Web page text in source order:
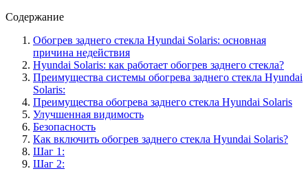
Содержание
Обогрев заднего стекла Hyundai Solaris: основная
причина недействия
Hyundai Solaris: как работает обогрев заднего стекла?
Преимущества системы обогрева заднего стекла Hyundai
Solaris:
Преимущества обогрева заднего стекла Hyundai Solaris
Улучшенная видимость
Безопасность
Как включить обогрев заднего стекла Hyundai Solaris?
Шаг 1:
Шаг 2: